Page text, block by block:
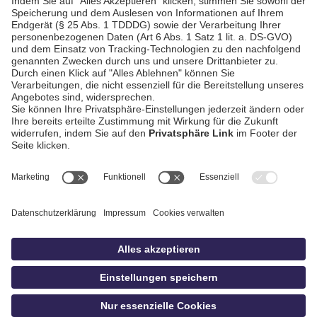
Schwäbisch Hall
AGB / Gewinnspiele
Datenschutz
Impressum
idowa.de
Privatsphäre